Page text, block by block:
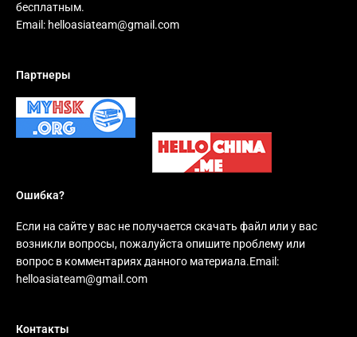
бесплатным.
Email: helloasiateam@gmail.com
Партнеры
Ошибка?
Если на сайте у вас не получается скачать файл или у вас
возникли вопросы, пожалуйста опишите проблему или
вопрос в комментариях данного материала.Email:
helloasiateam@gmail.com
Контакты